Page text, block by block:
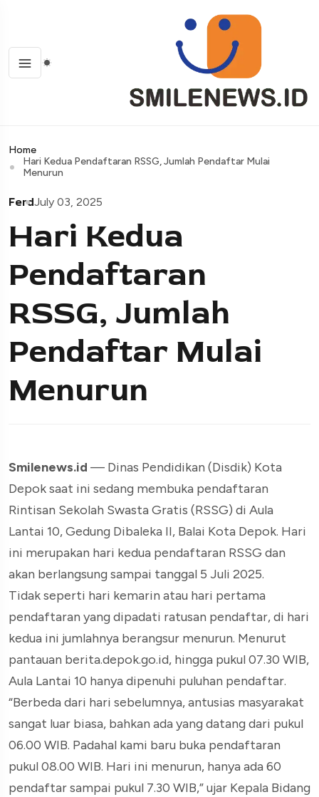
Home
Hari Kedua Pendaftaran RSSG, Jumlah Pendaftar Mulai
Menurun
FerdJuly 03, 2025
Hari Kedua
Pendaftaran
RSSG, Jumlah
Pendaftar Mulai
Menurun
Smilenews.id — Dinas Pendidikan (Disdik) Kota
Depok saat ini sedang membuka pendaftaran
Rintisan Sekolah Swasta Gratis (RSSG) di Aula
Lantai 10, Gedung Dibaleka II, Balai Kota Depok. Hari
ini merupakan hari kedua pendaftaran RSSG dan
akan berlangsung sampai tanggal 5 Juli 2025.
Tidak seperti hari kemarin atau hari pertama
pendaftaran yang dipadati ratusan pendaftar, di hari
kedua ini jumlahnya berangsur menurun. Menurut
pantauan berita.depok.go.id, hingga pukul 07.30 WIB,
Aula Lantai 10 hanya dipenuhi puluhan pendaftar.
“Berbeda dari hari sebelumnya, antusias masyarakat
sangat luar biasa, bahkan ada yang datang dari pukul
06.00 WIB. Padahal kami baru buka pendaftaran
pukul 08.00 WIB. Hari ini menurun, hanya ada 60
pendaftar sampai pukul 7.30 WIB,” ujar Kepala Bidang